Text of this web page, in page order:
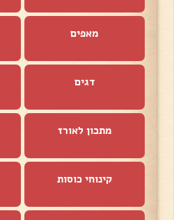
מאפים
דגים
מתכון לאורז
קינוחי כוסות